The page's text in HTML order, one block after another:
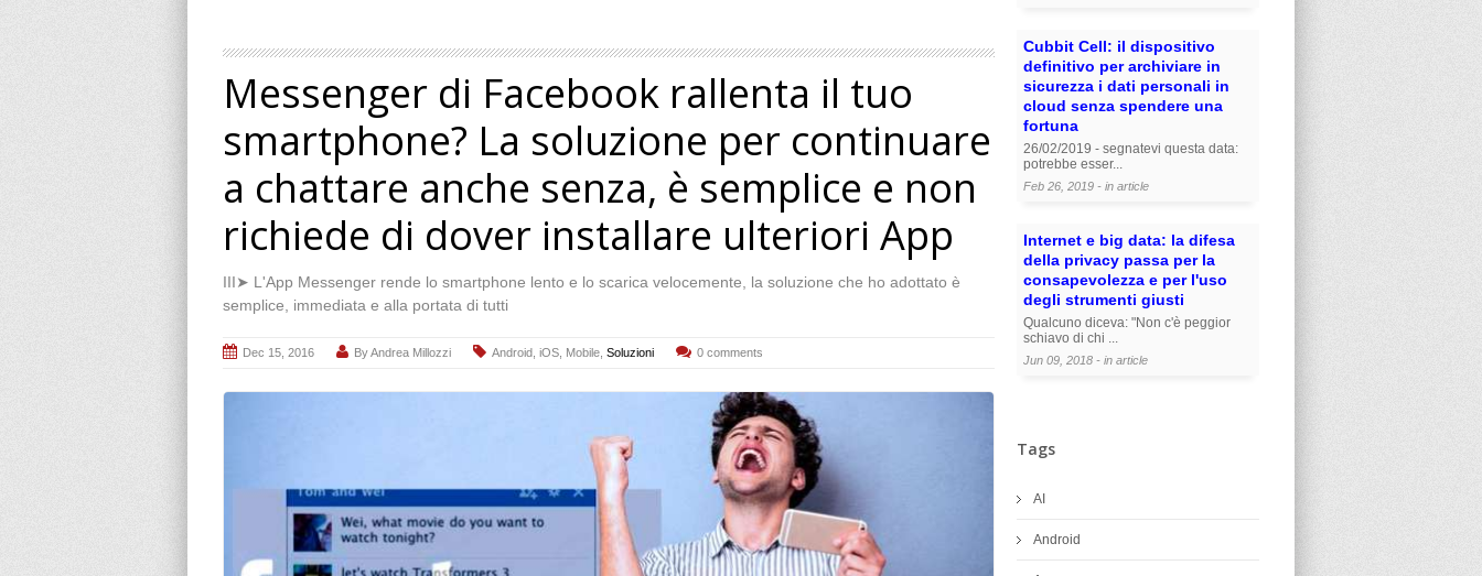
Messenger di Facebook rallenta il tuo
smartphone? La soluzione per continuare
a chattare anche senza, è semplice e non
richiede di dover installare ulteriori App
III➤ L'App Messenger rende lo smartphone lento e lo scarica velocemente, la soluzione che ho adottato è
semplice, immediata e alla portata di tutti
Dec 15, 2016 ByAndrea Millozzi Android iOS Mobile Soluzioni 0 comments
Cubbit Cell: il dispositivo
definitivo per archiviare in
sicurezza i dati personali in
cloud senza spendere una
fortuna
26/02/2019 - segnatevi questa data:
potrebbe esser...
Feb 26, 2019 - in article
Internet e big data: la difesa
della privacy passa per la
consapevolezza e per l'uso
degli strumenti giusti
Qualcuno diceva: "Non c'è peggior
schiavo di chi ...
Jun 09, 2018 - in article
Tags
AI
Android